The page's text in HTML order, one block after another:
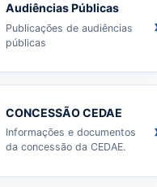
Audiências Públicas
Publicações de audiências
públicas
CONCESSÃO CEDAE
Informações e documentos
da concessão da CEDAE.